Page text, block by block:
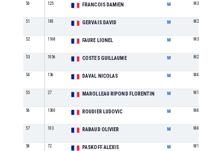
50 125 FRANCOIS DAMIEN M M3
51 140 GERVAIS DAVID M M2
52 1168 FAURE LIONEL M M3
53 1056 COSTES GUILLAUME M M2
54 136 DAVAL NICOLAS M M4
55 27 MAROLLEAU RIPOND FLORENTIN M M1
56 1360 ROUDIER LUDOVIC M M4
57 103 RABAUD OLIVIER M M4
58 72 PASKOFF ALEXIS M M1